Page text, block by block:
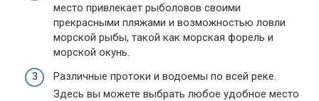
место привлекает рыболовов своими
прекрасными пляжами и возможностью ловли
морской рыбы, такой как морская форель и
морской окунь.
Различные протоки и водоемы по всей реке.
Здесь вы можете выбрать любое удобное место